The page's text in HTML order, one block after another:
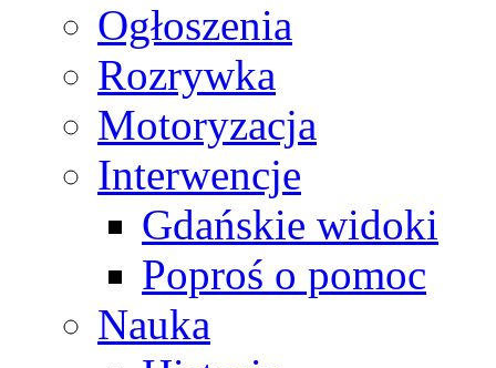
Ogłoszenia
Rozrywka
Motoryzacja
Interwencje
Gdańskie widoki
Poproś o pomoc
Nauka